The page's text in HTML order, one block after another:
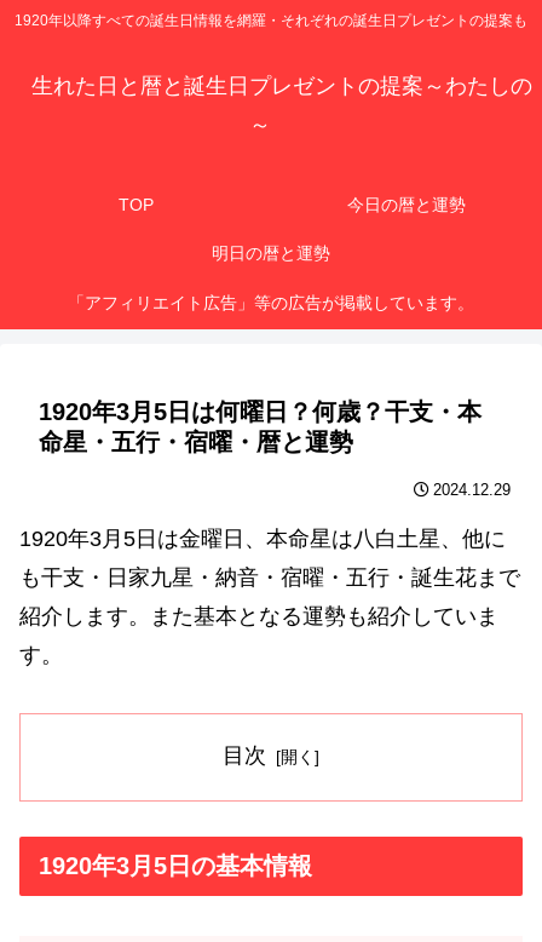
1920年以降すべての誕生日情報を網羅・それぞれの誕生日プレゼントの提案も
生れた日と暦と誕生日プレゼントの提案～わたしの
～
TOP 今日の暦と運勢
明日の暦と運勢
「アフィリエイト広告」等の広告が掲載しています。
1920年3月5日は何曜日？何歳？干支・本
命星・五行・宿曜・暦と運勢
2024.12.29
1920年3月5日は金曜日、本命星は八白土星、他に
も干支・日家九星・納音・宿曜・五行・誕生花まで
紹介します。また基本となる運勢も紹介していま
す。
目次
1920年3月5日の基本情報